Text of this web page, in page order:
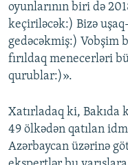
oyunlarının biri də
keçiriləcək:) Bizə
gedəcəkmiş:) Vobşim
fırıldaq menecerləri
qurublar:)».
Xatırladaq ki, Bakıda
49 ölkədən qatılan
Azərbaycan üzərinə